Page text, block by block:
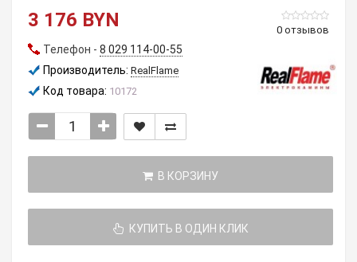
0 отзывов
3 176 BYN
Телефон - 8 029 114-00-55
Производитель: RealFlame
Код товара: 10172
В КОРЗИНУ
КУПИТЬ В ОДИН КЛИК